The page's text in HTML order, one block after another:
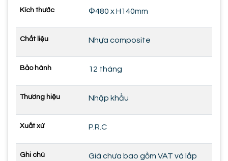
Kích thước Φ480 x H140mm
Chất liệu Nhựa composite
Bảo hành 12 tháng
Thương hiệu Nhập khẩu
Xuất xứ P.R.C
Ghi chú
Giá chưa bao gồm VAT và lắp